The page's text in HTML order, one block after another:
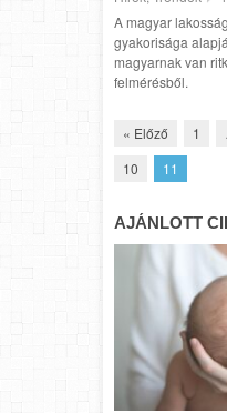
A magyar
gyakorisága
magyarnak van
felmérésből.
« Előző 1
10
11
AJÁNLOTT